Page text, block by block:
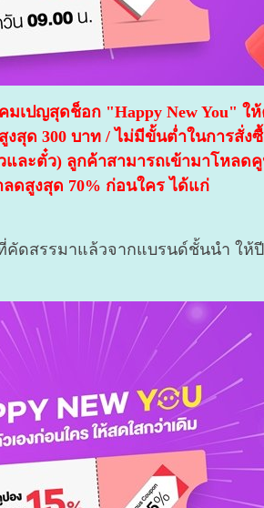
เปญสุดช็อก "Happy New You"
ด 300 บาท / ไม่มีขั้นต่ำในการสั่ง
ละตั๋ว) ลูกค้าสามารถเข้ามาโหลด
ดสูงสุด 70% ก่อนใคร ได้แก่
ดสรรมาแล้วจากแบรนด์ชั้นนำ ให้